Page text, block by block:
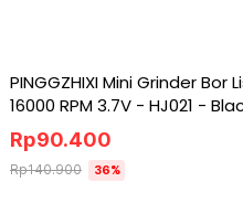
PINGGZHIXI Mini Grinder Bor
16000 RPM 3.7V - HJ021 -
Rp90.400
Rp140.900 36%